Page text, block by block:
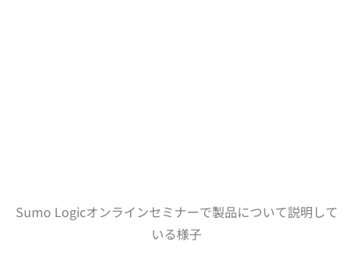
Sumo Logicオンラインセミナーで製品について説明して
いる様子